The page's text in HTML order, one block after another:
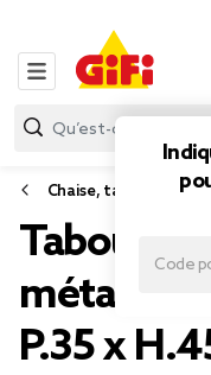
Chaise, tabouret et
Tabouret
métal et
P.35 x